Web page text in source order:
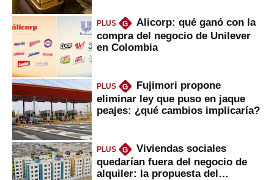
PLUS G
Alicorp: qué ganó con la
compra del negocio de Unilever
en Colombia
PLUS G
Fujimori propone
eliminar ley que puso en jaque
peajes: ¿qué cambios implicaría?
PLUS G
Viviendas sociales
quedarían fuera del negocio de
alquiler: la propuesta del